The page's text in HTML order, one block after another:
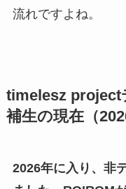
流れですよね。
timelesz project
補生の現在（
2026年に入り、非